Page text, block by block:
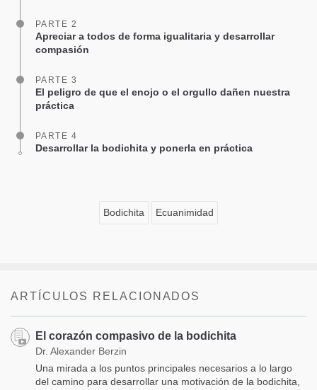
PARTE 2
Apreciar a todos de forma igualitaria y desarrollar
compasión
PARTE 3
El peligro de que el enojo o el orgullo dañen nuestra
práctica
PARTE 4
Desarrollar la bodichita y ponerla en práctica
Bodichita Ecuanimidad
ARTÍCULOS RELACIONADOS
El corazón compasivo de la bodichita
Dr. Alexander Berzin
Una mirada a los puntos principales necesarios a lo largo
del camino para desarrollar una motivación de la bodichita,